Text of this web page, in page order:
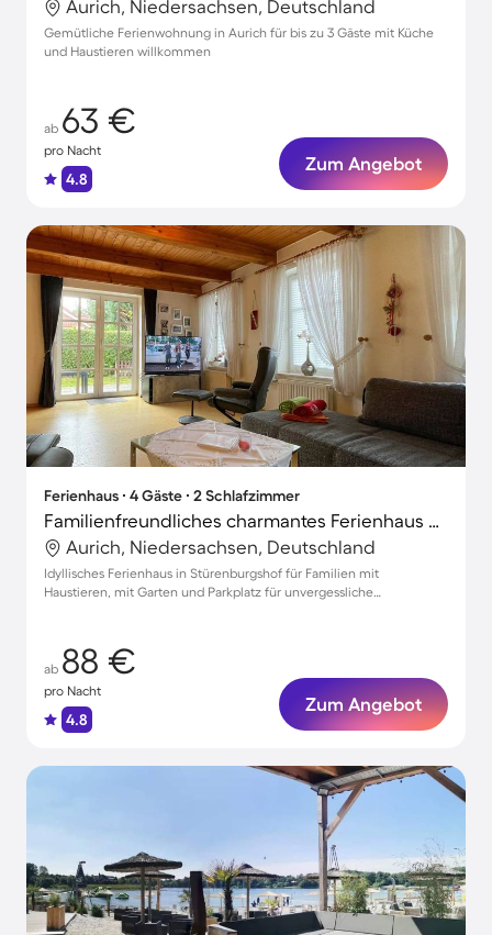
Aurich, Niedersachsen, Deutschland
Gemütliche Ferienwohnung in Aurich für bis zu 3 Gäste mit Küche
und Haustieren willkommen
ab 63 €
pro Nacht
4.8
Zum Angebot
Ferienhaus ∙ 4 Gäste ∙ 2 Schlafzimmer
Familienfreundliches charmantes Ferienhaus mit Terrasse, Grill und Garten | Strand in der Nähe | Haustierfreundlich
Aurich, Niedersachsen, Deutschland
Idyllisches Ferienhaus in Stürenburgshof für Familien mit
Haustieren, mit Garten und Parkplatz für unvergessliche
ab 88 €
pro Nacht
4.8
Zum Angebot